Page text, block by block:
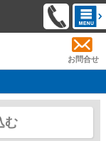
お問合せ
む